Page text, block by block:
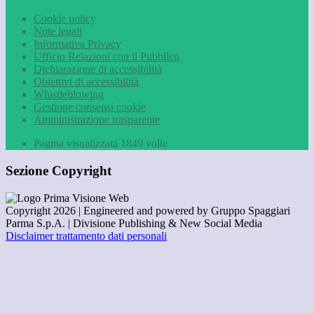
Cookie policy
Note legali
Informativa Privacy
Ufficio Relazioni con il Pubblico
Dichiarazione di accessibilità
Obiettivi di accessibilità
Whistleblowing
Gestione consensi cookie
Amministrazione trasparente
Pagina visualizzata 1849 volte
Sezione Copyright
Copyright 2026 | Engineered and powered by Gruppo Spaggiari
Parma S.p.A. | Divisione Publishing & New Social Media
Disclaimer trattamento dati personali